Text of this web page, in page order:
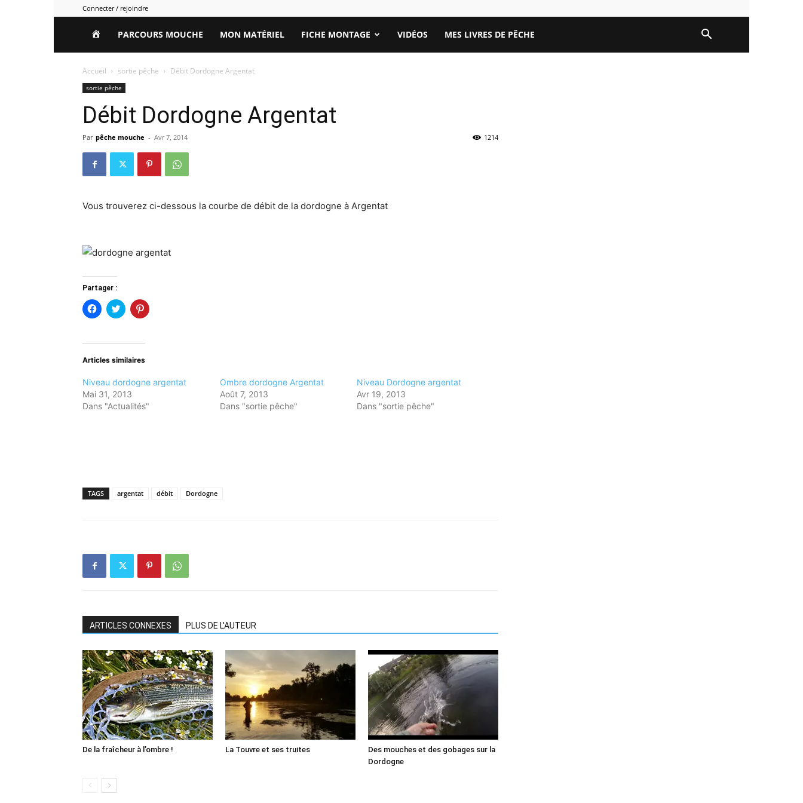
Connecter / rejoindre
HOMEPARCOURS MOUCHE MON MATÉRIEL FICHE MONTAGE VIDÉOS MES LIVRES DE PÊCHE
Accueil sortie pêche Débit Dordogne Argentat
sortie pêche
Débit Dordogne Argentat
Par pêche mouche - Avr 7, 2014 1214
Vous trouverez ci-dessous la courbe de débit de la dordogne à Argentat
Partager :
Cliquez
pour
dans
nouvelle
Cliquez
pour
dans
nouvelle
Cliquez
pour
Articles similaires
Niveau dordogne argentat
Mai 31, 2013
Dans "Actualités"
Ombre dordogne Argentat
Août 7, 2013
Dans "sortie pêche"
Niveau Dordogne argentat
Avr 19, 2013
Dans "sortie pêche"
TAGS argentat débit Dordogne
ARTICLES CONNEXES PLUS DE L'AUTEUR
De la fraîcheur à l’ombre ! La Touvre et ses truites
Des mouches et des gobages sur la
Dordogne